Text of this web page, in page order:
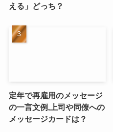
える」どっち？
定年で再雇用のメッセージ
の一言文例,上司や同僚への
メッセージカードは？